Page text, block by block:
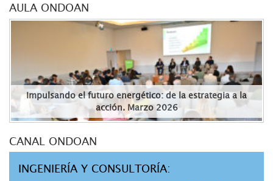
AULA ONDOAN
Impulsando el futuro energético: de la estrategia a la
acción. Marzo 2026
CANAL ONDOAN
INGENIERÍA Y CONSULTORÍA: